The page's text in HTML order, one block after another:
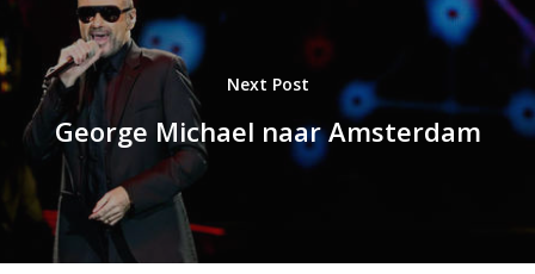
Next Post
George Michael naar Amsterdam